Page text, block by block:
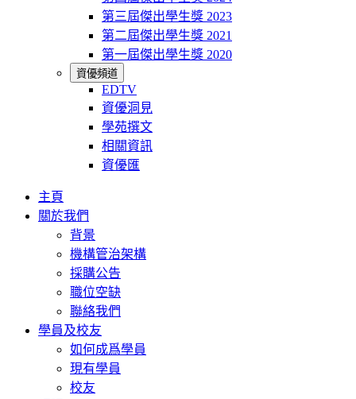
第三屆傑出學生獎 2023
第二屆傑出學生獎 2021
第一屆傑出學生獎 2020
資優頻道
EDTV
資優洞見
學苑撰文
相關資訊
資優匯
主頁
關於我們
背景
機構管治架構
採購公告
職位空缺
聯絡我們
學員及校友
如何成爲學員
現有學員
校友